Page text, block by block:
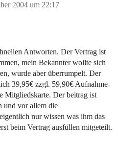
2004 um 22:17
Antworten. Der Vertrag ist
mein Bekannter wollte sich
wurde aber überrumpelt. Der
39,95€ zzgl. 59,90€ Aufnahme-
Mitgliedskarte. Der beitrag ist
und vor allem die
nur wissen was ihm das
beim Vertrag ausfüllen mitgeteilt.